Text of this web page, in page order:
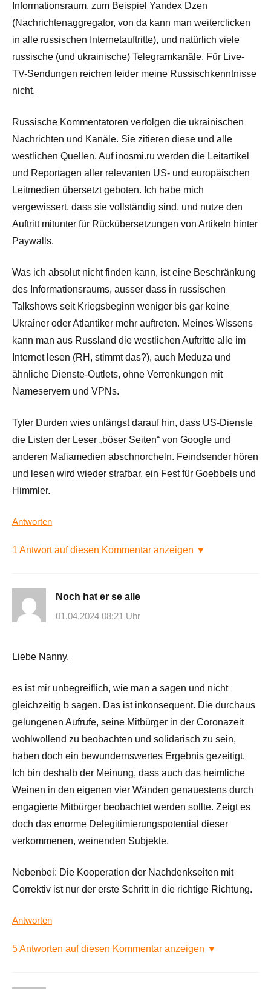
Informationsraum, zum Beispiel Yandex Dzen
(Nachrichtenaggregator, von da kann man weiterclicken
in alle russischen Internetauftritte), und natürlich viele
russische (und ukrainische) Telegramkanäle. Für Live-
TV-Sendungen reichen leider meine Russischkenntnisse
nicht.
Russische Kommentatoren verfolgen die ukrainischen
Nachrichten und Kanäle. Sie zitieren diese und alle
westlichen Quellen. Auf inosmi.ru werden die Leitartikel
und Reportagen aller relevanten US- und europäischen
Leitmedien übersetzt geboten. Ich habe mich
vergewissert, dass sie vollständig sind, und nutze den
Auftritt mitunter für Rückübersetzungen von Artikeln hinter
Paywalls.
Was ich absolut nicht finden kann, ist eine Beschränkung
des Informationsraums, ausser dass in russischen
Talkshows seit Kriegsbeginn weniger bis gar keine
Ukrainer oder Atlantiker mehr auftreten. Meines Wissens
kann man aus Russland die westlichen Auftritte alle im
Internet lesen (RH, stimmt das?), auch Meduza und
ähnliche Dienste-Outlets, ohne Verrenkungen mit
Nameservern und VPNs.
Tyler Durden wies unlängst darauf hin, dass US-Dienste
die Listen der Leser „böser Seiten“ von Google und
anderen Mafiamedien abschnorcheln. Feindsender hören
und lesen wird wieder strafbar, ein Fest für Goebbels und
Himmler.
Antworten
1 Antwort auf diesen Kommentar anzeigen ▼
Noch hat er se alle
01.04.2024 08:21 Uhr
Liebe Nanny,
es ist mir unbegreiflich, wie man a sagen und nicht
gleichzeitig b sagen. Das ist inkonsequent. Die durchaus
gelungenen Aufrufe, seine Mitbürger in der Coronazeit
wohlwollend zu beobachten und solidarisch zu sein,
haben doch ein bewundernswertes Ergebnis gezeitigt.
Ich bin deshalb der Meinung, dass auch das heimliche
Weinen in den eigenen vier Wänden genauestens durch
engagierte Mitbürger beobachtet werden sollte. Zeigt es
doch das enorme Delegitimierungspotential dieser
verkommenen, weinenden Subjekte.
Nebenbei: Die Kooperation der Nachdenkseiten mit
Correktiv ist nur der erste Schritt in die richtige Richtung.
Antworten
5 Antworten auf diesen Kommentar anzeigen ▼